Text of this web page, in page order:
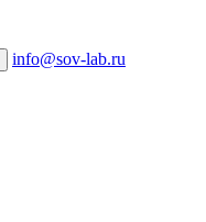
info@sov-lab.ru